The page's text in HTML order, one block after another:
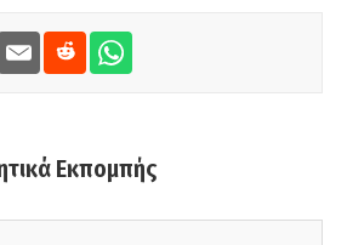
Εκπομπής